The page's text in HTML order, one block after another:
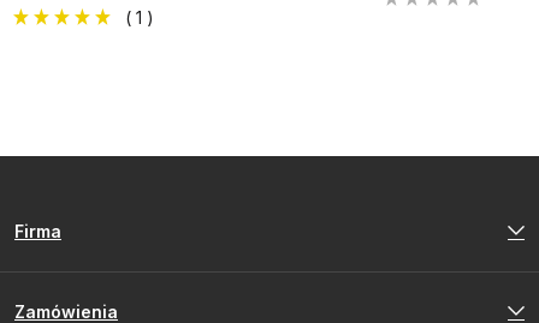
( 1 )
Firma
Zamówienia